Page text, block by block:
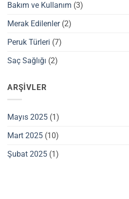
Bakım ve Kullanım (3)
Merak Edilenler(2)
Peruk Türleri (7)
Saç Sağlığı (2)
ARŞIVLER
Mayıs 2025 (1)
Mart 2025 (10)
Şubat 2025 (1)